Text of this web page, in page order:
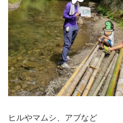
ヒルやマムシ、アブなど